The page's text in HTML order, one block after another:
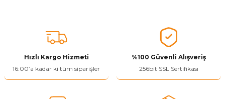
Hızlı Kargo Hizmeti
16:00’a kadar ki tüm siparişler
%100 Güvenli Alışveriş
256bit SSL Sertifikası